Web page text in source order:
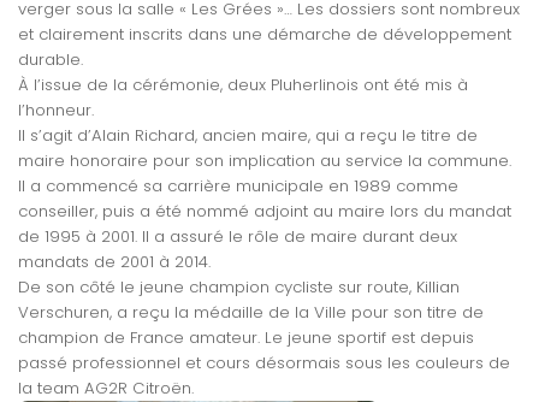
verger sous la salle « Les Grées »… Les dossiers sont nombreux
et clairement inscrits dans une démarche de développement
durable.
À l’issue de la cérémonie, deux Pluherlinois ont été mis à
l’honneur.
Il s’agit d’Alain Richard, ancien maire, qui a reçu le titre de
maire honoraire pour son implication au service la commune.
Il a commencé sa carrière municipale en 1989 comme
conseiller, puis a été nommé adjoint au maire lors du mandat
de 1995 à 2001. Il a assuré le rôle de maire durant deux
mandats de 2001 à 2014.
De son côté le jeune champion cycliste sur route, Killian
Verschuren, a reçu la médaille de la Ville pour son titre de
champion de France amateur. Le jeune sportif est depuis
passé professionnel et cours désormais sous les couleurs de
la team AG2R Citroën.